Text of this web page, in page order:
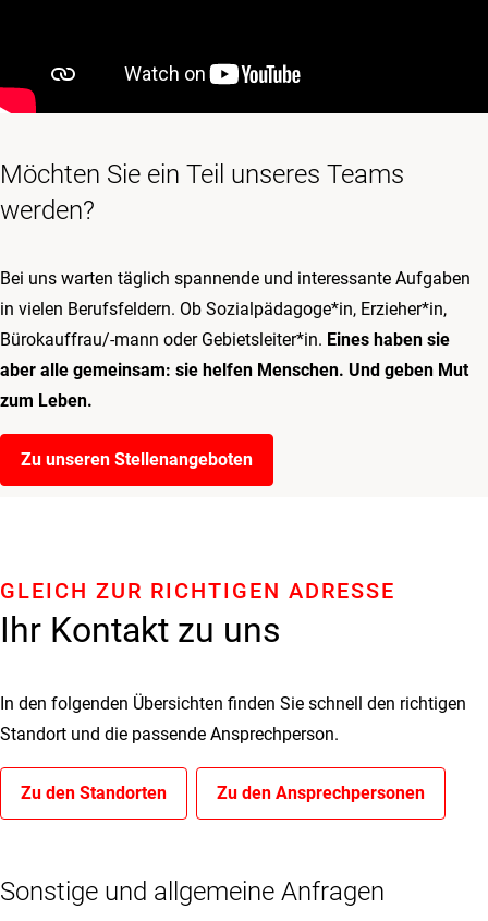
Möchten Sie ein Teil unseres Teams
werden?
Bei uns warten täglich spannende und interessante Aufgaben
in vielen Berufsfeldern. Ob Sozialpädagoge*in, Erzieher*in,
Bürokauffrau/-mann oder Gebietsleiter*in. Eines haben sie
aber alle gemeinsam: sie helfen Menschen. Und geben Mut
zum Leben.
Zu unseren Stellenangeboten
Ihr Kontakt zu uns
GLEICH ZUR RICHTIGEN ADRESSE
In den folgenden Übersichten finden Sie schnell den richtigen
Standort und die passende Ansprechperson.
Zu den Standorten Zu den Ansprechpersonen
Sonstige und allgemeine Anfragen